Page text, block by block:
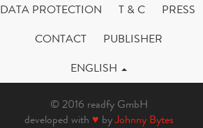
DATA PROTECTION T & C
PRESS
CONTACT
PUBLISHER
ENGLISH
© 2016 readfy GmbH
developed with ♥ byJohnny Bytes